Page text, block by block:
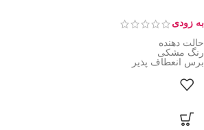
به زودی
حالت دهنده
رنگ مشکی
برس انعطاف پذیر